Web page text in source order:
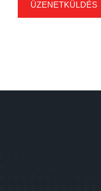
ÜZENETKÜLDÉS